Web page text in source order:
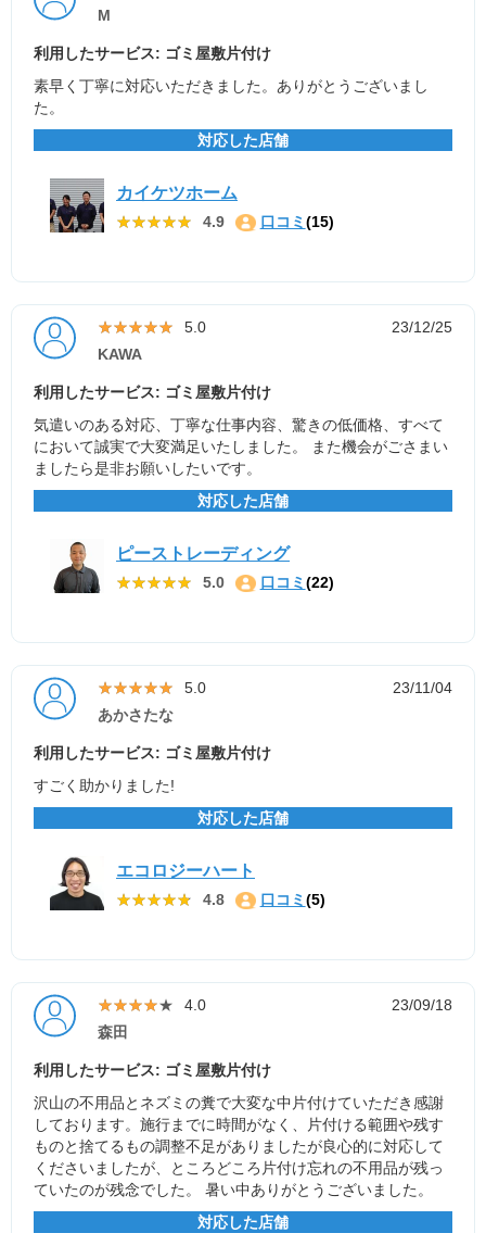
M
利用したサービス: ゴミ屋敷片付け
素早く丁寧に対応いただきました。ありがとうございまし
た。
対応した店舗
カイケツホーム
★★★★★
★★★★★ 4.9 口コミ (15)
★★★★★
★★★★★ 5.0
23/12/25
KAWA
利用したサービス: ゴミ屋敷片付け
気遣いのある対応、丁寧な仕事内容、驚きの低価格、すべて
において誠実で大変満足いたしました。 また機会がごさまい
ましたら是非お願いしたいです。
対応した店舗
ピーストレーディング
★★★★★
★★★★★ 5.0 口コミ (22)
★★★★★
★★★★★ 5.0
23/11/04
あかさたな
利用したサービス: ゴミ屋敷片付け
すごく助かりました!
対応した店舗
エコロジーハート
★★★★★
★★★★★ 4.8 口コミ (5)
★★★★★
★★★★★ 4.0
23/09/18
森田
利用したサービス: ゴミ屋敷片付け
沢山の不用品とネズミの糞で大変な中片付けていただき感謝
しております。施行までに時間がなく、片付ける範囲や残す
ものと捨てるもの調整不足がありましたが良心的に対応して
くださいましたが、ところどころ片付け忘れの不用品が残っ
ていたのが残念でした。 暑い中ありがとうございました。
対応した店舗